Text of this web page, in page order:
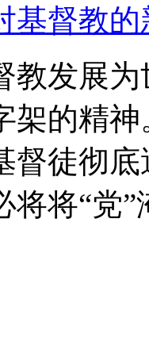
督教的
教发展
架的精
督徒彻
将将“党”